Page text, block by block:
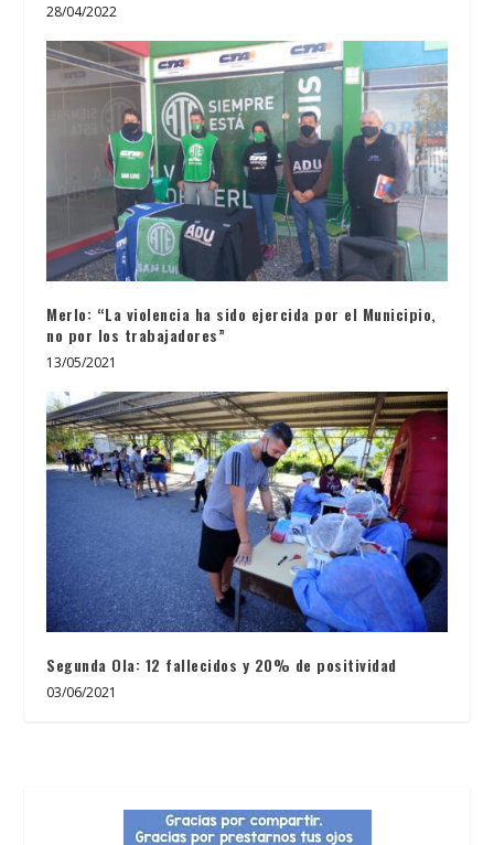
28/04/2022
Merlo: “La violencia ha sido ejercida por el Municipio,
no por los trabajadores”
13/05/2021
Segunda Ola: 12 fallecidos y 20% de positividad
03/06/2021